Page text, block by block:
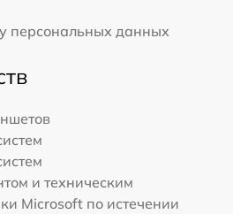
персональных данных
и техническим
Microsoft по истечении